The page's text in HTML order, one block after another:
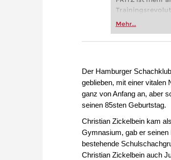
Vereinsschachs
zuvor.
Mehr...
Der Hamburger
geblieben, mit einer vitalen
ganz von Anfang an, aber
seinen 85sten Geburtstag.
Christian Zickelbein kam
Gymnasium, gab er
bestehende
Christian Zickelbein auch